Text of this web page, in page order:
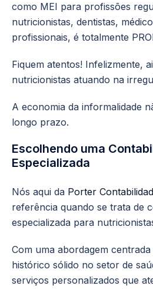
como MEI para profissões
nutricionistas, dentistas,
profissionais, é totalmente
Fiquem atentos! Infelizmente,
nutricionistas atuando na
A economia da informalidade
longo prazo.
Escolhendo uma
Especializada
Nós aqui da Porter
referência quando se trata de
especializada para
Com uma abordagem
histórico sólido no setor de
serviços personalizados que